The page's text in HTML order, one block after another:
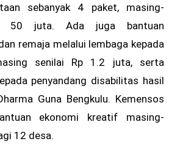
sebanyak 4 paket, masing-
50 juta. Ada juga bantuan
remaja melalui lembaga kepada
senilai Rp 1.2 juta, serta
penyandang disabilitas hasil
Guna Bengkulu. Kemensos
ekonomi kreatif masing-
12 desa.